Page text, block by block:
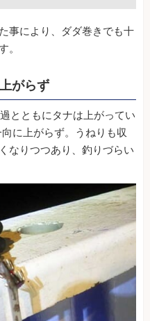
事により、ダダ巻きでも十
。
がらず
とともにタナは上がってい
に上がらず。うねりも収
なりつつあり、釣りづらい